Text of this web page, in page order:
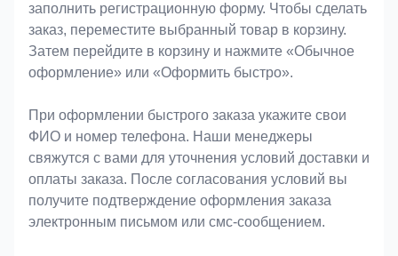
заполнить регистрационную форму. Чтобы сделать
заказ, переместите выбранный товар в корзину.
Затем перейдите в корзину и нажмите «Обычное
оформление» или «Оформить быстро».
При оформлении быстрого заказа укажите свои
ФИО и номер телефона. Наши менеджеры
свяжутся с вами для уточнения условий доставки и
оплаты заказа. После согласования условий вы
получите подтверждение оформления заказа
электронным письмом или смс-сообщением.